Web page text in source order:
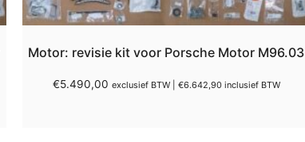
Motor: revisie kit voor Porsche Motor M96.03
€5.490,00 exclusief BTW | €6.642,90inclusief BTW